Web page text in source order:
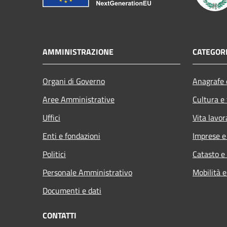
AMMINISTRAZIONE
Organi di Governo
Aree Amministrative
Uffici
Enti e fondazioni
Politici
Personale Amministrativo
Documenti e dati
Cultura
Vita
Imprese
Catasto
Mobilità
CONTATTI